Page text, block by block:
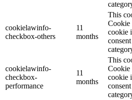
cookielawinfo-
checkbox-others
11
months
This
Cookie
cookie
cookielawinfo-
checkbox-
performance
11
months
This
Cookie
cookie